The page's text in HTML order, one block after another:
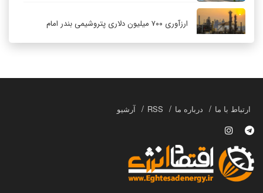
ارزآوری ۷۰۰ میلیون دلاری پتروشیمی بندر امام
چگونه انتخاب صحیح لوله‌ها باعث دوام سیستم‌های
آبرسانی کشاورزی می‌شود؟
ارتباط با ما درباره ما RSS آرشیو